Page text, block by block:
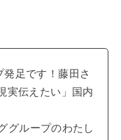
足です！藤田さ
実伝えたい」国内
グループのわたし